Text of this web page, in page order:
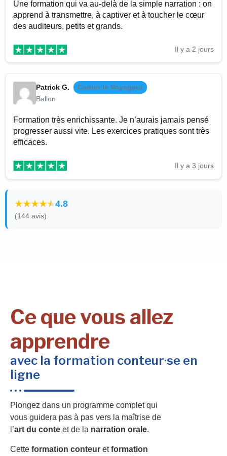
Une formation qui va au-delà de la simple narration : on
apprend à transmettre, à captiver et à toucher le cœur
des auditeurs, petits et grands.
Il y a 2 jours
Patrick G.
Cantin le Voyageur
Ballon
Formation très enrichissante. Je n’aurais jamais pensé
progresser aussi vite. Les exercices pratiques sont très
efficaces.
Il y a 3 jours
4.8
(144 avis)
Ce que vous allez
apprendre
avec la formation conteur·se en
ligne
Plongez dans un programme complet qui
vous guidera pas à pas vers la maîtrise de
l’art du conte et de la narration orale.
Cette formation conteur etformation